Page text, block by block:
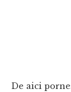
De aici